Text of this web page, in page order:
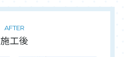
AFTER
施工後